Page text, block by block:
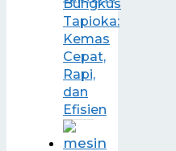
Bungkus
Tapioka:
Kemas
Cepat,
Rapi,
dan
Efisien